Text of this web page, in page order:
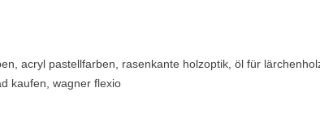
acryl pastellfarben, rasenkante holzoptik, öl für
kaufen, wagner flexio